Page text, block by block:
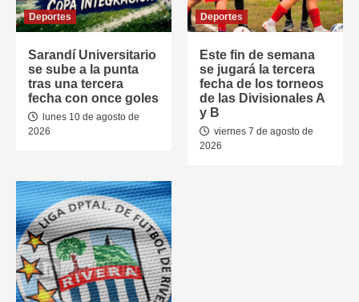
Deportes
Sarandí Universitario
se sube a la punta
tras una tercera
fecha con once goles
lunes 10 de agosto de
2026
Deportes
Este fin de semana
se jugará la tercera
fecha de los torneos
de las Divisionales A
y B
viernes 7 de agosto de
2026